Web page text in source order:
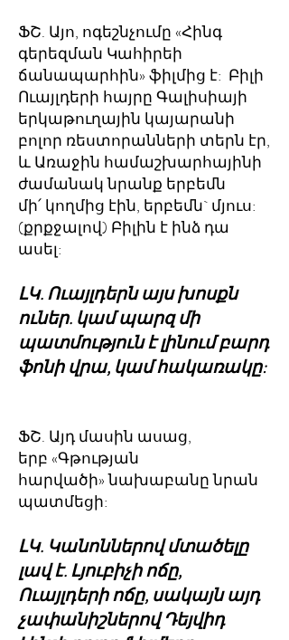
ՖՇ. Այո, ոգեշնչումը «Հինգ
գերեզման Կահիրեի
ճանապարհին» ֆիլմից է: Բիլի
Ուայլդերի հայրը Գալիսիայի
երկաթուղային կայարանի
բոլոր ռեստորանների տերն էր,
և Առաջին համաշխարհայինի
ժամանակ նրանք երբեմն
մի՛ կողմից էին, երբեմն` մյուս:
(քրքջալով) Բիլին է ինձ դա
ասել:
ԼԿ. Ուայլդերն այս խոսքն
ուներ. կամ պարզ մի
պատմություն է լինում բարդ
ֆոնի վրա, կամ հակառակը:
ՖՇ. Այդ մասին ասաց,
երբ «Գթության
հարվածի» նախաբանը նրան
պատմեցի:
ԼԿ. Կանոններով մտածելը
լավ է. Լյուբիչի ոճը,
Ուայլդերի ոճը, սակայն այդ
չափանիշներով Դեյվիդ